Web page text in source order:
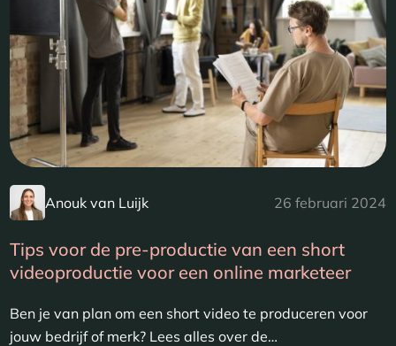
Anouk van Luijk 26 februari 2024
Tips voor de pre-productie van een short
videoproductie voor een online marketeer
Ben je van plan om een short video te produceren voor
jouw bedrijf of merk? Lees alles over de…